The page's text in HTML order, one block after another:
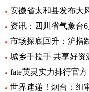
安徽省太和县发布大
资讯：四川省气象台
市场探底回升：沪指
fate英灵实力排行官
世界速递！烟台：组